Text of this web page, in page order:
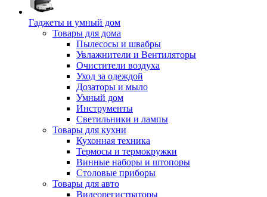
Гаджеты и умный дом
Товары для дома
Пылесосы и швабры
Увлажнители и Вентиляторы
Очистители воздуха
Уход за одеждой
Дозаторы и мыло
Умный дом
Инструменты
Светильники и лампы
Товары для кухни
Кухонная техника
Термосы и термокружки
Винные наборы и штопоры
Столовые приборы
Товары для авто
Видеорегистраторы